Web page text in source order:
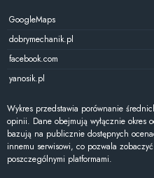
GoogleMaps
dobrymechanik.pl
facebook.com
yanosik.pl
Wykres przedstawia porównanie
opinii. Dane obejmują wyłącznie okres
bazują na publicznie dostępnych
innemu serwisowi, co pozwala
poszczególnymi platformami.